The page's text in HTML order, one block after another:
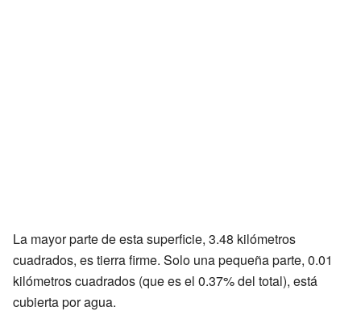
La mayor parte de esta superficie, 3.48 kilómetros
cuadrados, es tierra firme. Solo una pequeña parte, 0.01
kilómetros cuadrados (que es el 0.37% del total), está
cubierta por agua.